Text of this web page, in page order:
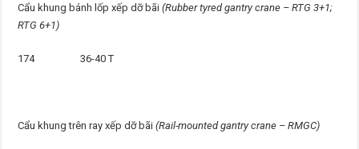
Cẩu khung bánh lốp xếp dỡ bãi(Rubber tyred gantry crane – RTG 3+1;
RTG 6+1)
174 36-40 T
Cẩu khung trên ray xếp dỡ bãi(Rail-mounted gantry crane – RMGC)